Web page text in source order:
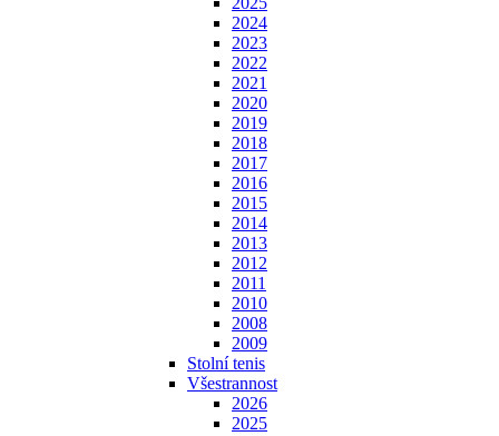
2024
2023
2022
2021
2020
2019
2018
2017
2016
2015
2014
2013
2012
2011
2010
2008
2009
Stolní tenis
Všestrannost
2026
2025